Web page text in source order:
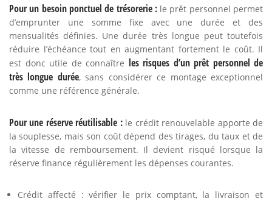
Pour un besoin ponctuel de trésorerie :le prêt personnel permet
d’emprunter une somme fixe avec une durée et des
mensualités définies. Une durée très longue peut toutefois
réduire l’échéance tout en augmentant fortement le coût. Il
est donc utile de connaître les risques d’un prêt personnel de
très longue durée, sans considérer ce montage exceptionnel
comme une référence générale.
Pour une réserve réutilisable :le crédit renouvelable apporte de
la souplesse, mais son coût dépend des tirages, du taux et de
la vitesse de remboursement. Il devient risqué lorsque la
réserve finance régulièrement les dépenses courantes.
Crédit affecté : vérifier le prix comptant, la livraison et